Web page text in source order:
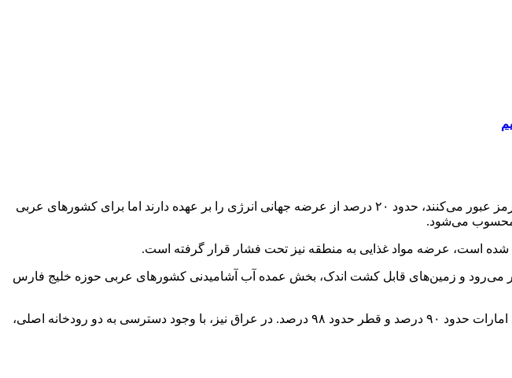
به گزارش خبرگزاری تسنیم به نقل از سی‌ان‌ان، نفت‌کش‌ها و کشتی‌های حمل گاز طبیعی مایع که از تنگه هرمز عبور می‌کنند، حدود ۲۰ درصد از عرضه جهانی انرژی را بر عهده دارند اما برای کشورهای عربی
شده است، عرضه مواد غذایی به منطقه نیز تحت فشار قرار گرفته است.
سخت همراه است. با دمای تابستانی که از ۵۰ درجه سانتی‌گراد فراتر می‌رود و زمین‌های قابل کشت اندک، بخش عمده آب آشامیدنی کشورهای عربی حوزه خلیج فارس
با این حال، اکثر مواد غذایی آن‌ها باید از خارج وارد شود.عربستان بیش از ۸۰ درصد غذای خود را وارد می‌کند، امارات حدود ۹۰ درصد و قطر حدود ۹۸ درصد. در عراق نیز، با وجود دسترسی به دو رودخانه اصلی،